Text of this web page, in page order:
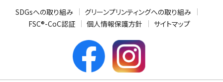
SDGsへの取り組み
グリーンプリンティングへの取り組み
FSC®-CoC認証
個人情報保護方針 サイトマップ